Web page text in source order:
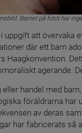
Barnet på fotot har
uppgift att övervaka
där ett barn
Haagkonvention.
agerande.
handel med barn,
föräldrarna har
av deras
har fabricerats så